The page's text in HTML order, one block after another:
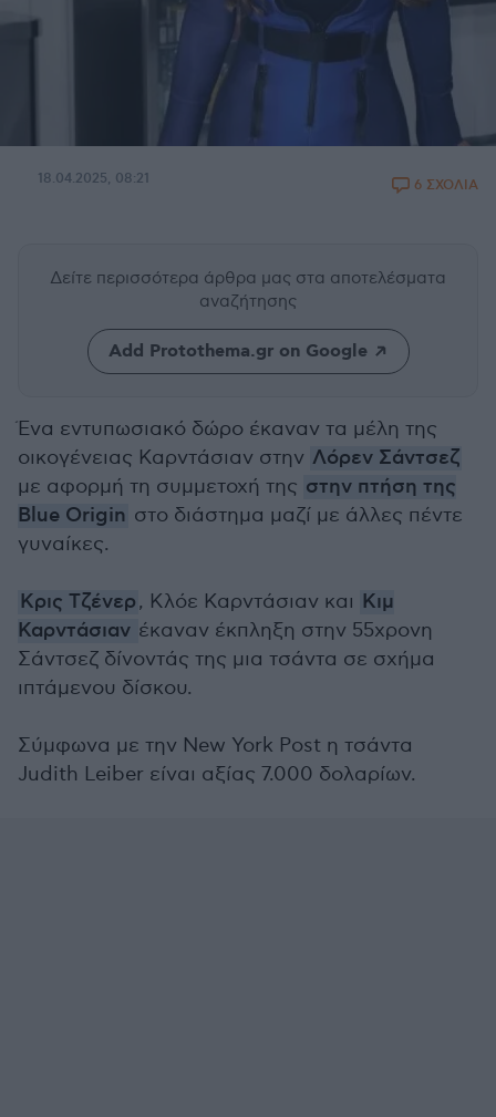
18.04.2025, 08:21 6 ΣΧΟΛΙΑ
Δείτε περισσότερα άρθρα μας στα αποτελέσματα
αναζήτησης
Add Protothema.gr on Google
Ένα εντυπωσιακό δώρο έκαναν τα μέλη της
οικογένειας Καρντάσιαν στην Λόρεν Σάντσεζ
με αφορμή τη συμμετοχή της στην πτήση της
Blue Origin στο διάστημα μαζί με άλλες πέντε
γυναίκες.
Κρις Τζένερ, Κλόε Καρντάσιαν και Κιμ
Καρντάσιαν έκαναν έκπληξη στην 55χρονη
Σάντσεζ δίνοντάς της μια τσάντα σε σχήμα
ιπτάμενου δίσκου.
Σύμφωνα με την New York Post η τσάντα
Judith Leiber είναι αξίας 7.000 δολαρίων.